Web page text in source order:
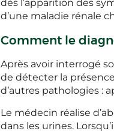
dès l’apparition des
d’une maladie rénale
Comment le
Après avoir interrogé
de détecter la
d’autres pathologies :
Le médecin réalise
dans les urines.